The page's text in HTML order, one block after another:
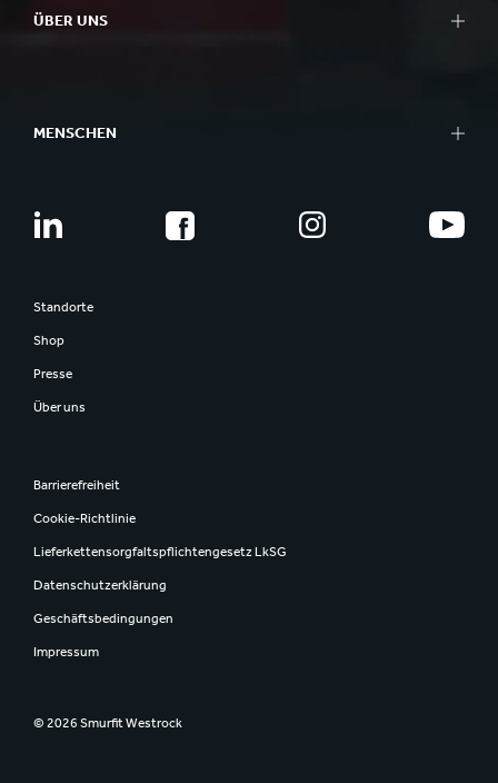
ÜBER UNS
MENSCHEN
Standorte
Shop
Presse
Über uns
Barrierefreiheit
Cookie-Richtlinie
Lieferkettensorgfaltspflichtengesetz LkSG
Datenschutzerklärung
Geschäftsbedingungen
Impressum
© 2026 Smurfit Westrock